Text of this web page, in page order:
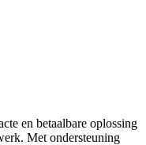
en betaalbare oplossing
Met ondersteuning